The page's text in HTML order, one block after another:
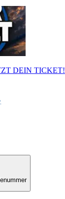
DEIN TICKET!